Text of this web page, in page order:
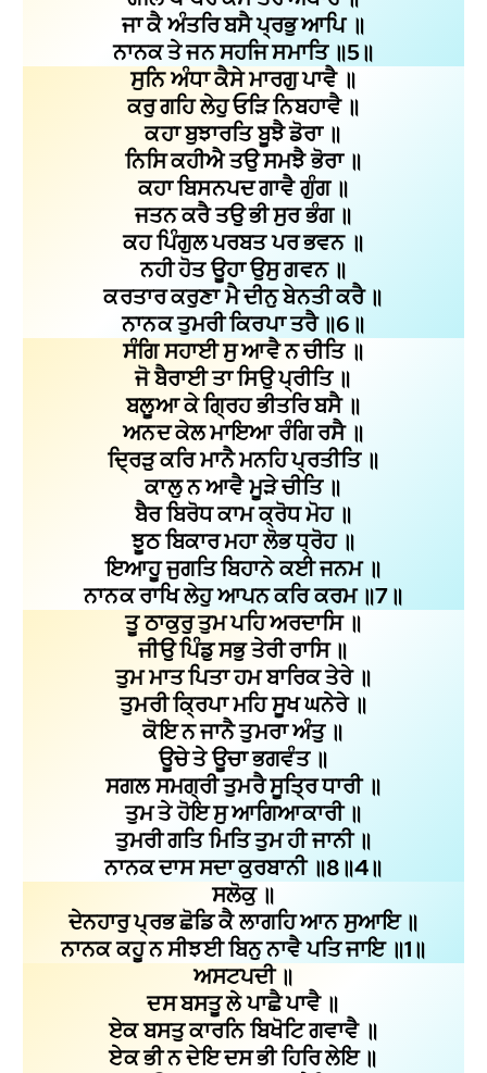
ਜਾ ਕੈ ਅੰਤਰਿ ਬਸੈ ਪ੍ਰਭੁ ਆਪਿ ॥
ਨਾਨਕ ਤੇ ਜਨ ਸਹਜਿ ਸਮਾਤਿ ॥5॥
ਸੁਨਿ ਅੰਧਾ ਕੈਸੇ ਮਾਰਗੁ ਪਾਵੈ ॥
ਕਰੁ ਗਹਿ ਲੇਹੁ ਓੜਿ ਨਿਬਹਾਵੈ ॥
ਕਹਾ ਬੁਝਾਰਤਿ ਬੂਝੈ ਡੋਰਾ ॥
ਨਿਸਿ ਕਹੀਐ ਤਉ ਸਮਝੈ ਭੋਰਾ ॥
ਕਹਾ ਬਿਸਨਪਦ ਗਾਵੈ ਗੁੰਗ ॥
ਜਤਨ ਕਰੈ ਤਉ ਭੀ ਸੁਰ ਭੰਗ ॥
ਕਹ ਪਿੰਗੁਲ ਪਰਬਤ ਪਰ ਭਵਨ ॥
ਨਹੀ ਹੋਤ ਊਹਾ ਉਸੁ ਗਵਨ ॥
ਕਰਤਾਰ ਕਰੁਣਾ ਮੈ ਦੀਨੁ ਬੇਨਤੀ ਕਰੈ ॥
ਨਾਨਕ ਤੁਮਰੀ ਕਿਰਪਾ ਤਰੈ ॥6॥
ਸੰਗਿ ਸਹਾਈ ਸੁ ਆਵੈ ਨ ਚੀਤਿ ॥
ਜੋ ਬੈਰਾਈ ਤਾ ਸਿਉ ਪ੍ਰੀਤਿ ॥
ਬਲੂਆ ਕੇ ਗ੍ਰਿਹ ਭੀਤਰਿ ਬਸੈ ॥
ਅਨਦ ਕੇਲ ਮਾਇਆ ਰੰਗਿ ਰਸੈ ॥
ਦ੍ਰਿੜੁ ਕਰਿ ਮਾਨੈ ਮਨਹਿ ਪ੍ਰਤੀਤਿ ॥
ਕਾਲੁ ਨ ਆਵੈ ਮੂੜੇ ਚੀਤਿ ॥
ਬੈਰ ਬਿਰੋਧ ਕਾਮ ਕ੍ਰੋਧ ਮੋਹ ॥
ਝੂਠ ਬਿਕਾਰ ਮਹਾ ਲੋਭ ਧ੍ਰੋਹ ॥
ਇਆਹੂ ਜੁਗਤਿ ਬਿਹਾਨੇ ਕਈ ਜਨਮ ॥
ਨਾਨਕ ਰਾਖਿ ਲੇਹੁ ਆਪਨ ਕਰਿ ਕਰਮ ॥7॥
ਤੂ ਠਾਕੁਰੁ ਤੁਮ ਪਹਿ ਅਰਦਾਸਿ ॥
ਜੀਉ ਪਿੰਡੁ ਸਭੁ ਤੇਰੀ ਰਾਸਿ ॥
ਤੁਮ ਮਾਤ ਪਿਤਾ ਹਮ ਬਾਰਿਕ ਤੇਰੇ ॥
ਤੁਮਰੀ ਕ੍ਰਿਪਾ ਮਹਿ ਸੂਖ ਘਨੇਰੇ ॥
ਕੋਇ ਨ ਜਾਨੈ ਤੁਮਰਾ ਅੰਤੁ ॥
ਊਚੇ ਤੇ ਊਚਾ ਭਗਵੰਤ ॥
ਸਗਲ ਸਮਗ੍ਰੀ ਤੁਮਰੈ ਸੂਤ੍ਰਿ ਧਾਰੀ ॥
ਤੁਮ ਤੇ ਹੋਇ ਸੁ ਆਗਿਆਕਾਰੀ ॥
ਤੁਮਰੀ ਗਤਿ ਮਿਤਿ ਤੁਮ ਹੀ ਜਾਨੀ ॥
ਨਾਨਕ ਦਾਸ ਸਦਾ ਕੁਰਬਾਨੀ ॥8॥4॥
ਸਲੋਕੁ ॥
ਦੇਨਹਾਰੁ ਪ੍ਰਭ ਛੋਡਿ ਕੈ ਲਾਗਹਿ ਆਨ ਸੁਆਇ ॥
ਨਾਨਕ ਕਹੂ ਨ ਸੀਝਈ ਬਿਨੁ ਨਾਵੈ ਪਤਿ ਜਾਇ ॥1॥
ਅਸਟਪਦੀ ॥
ਦਸ ਬਸਤੂ ਲੇ ਪਾਛੈ ਪਾਵੈ ॥
ਏਕ ਬਸਤੁ ਕਾਰਨਿ ਬਿਖੋਟਿ ਗਵਾਵੈ ॥
ਏਕ ਭੀ ਨ ਦੇਇ ਦਸ ਭੀ ਹਿਰਿ ਲੇਇ ॥